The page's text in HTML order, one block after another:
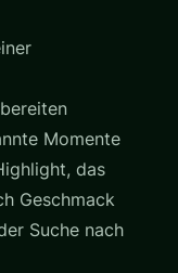
Momente
das
Geschmack
Suche nach